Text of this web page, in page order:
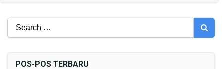
Search
POS-POS TERBARU